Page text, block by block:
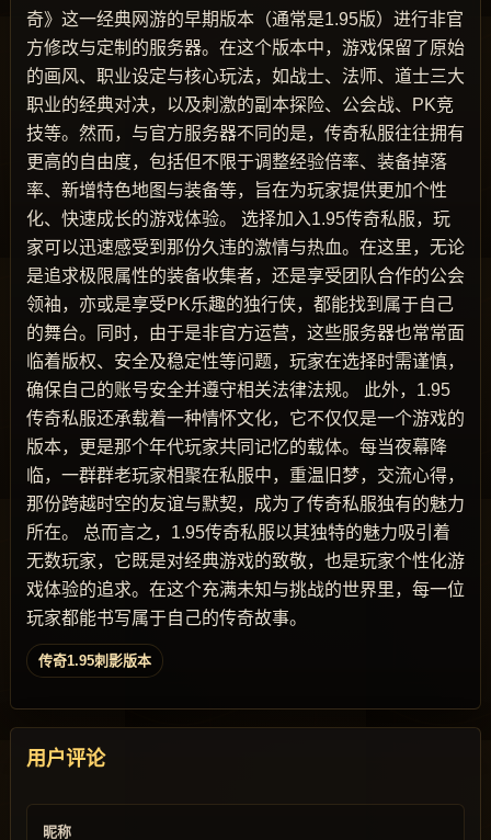
奇》这一经典网游的早期版本（通常是1.95版）进行非官
方修改与定制的服务器。在这个版本中，游戏保留了原始
的画风、职业设定与核心玩法，如战士、法师、道士三大
职业的经典对决，以及刺激的副本探险、公会战、PK竞
技等。然而，与官方服务器不同的是，传奇私服往往拥有
更高的自由度，包括但不限于调整经验倍率、装备掉落
率、新增特色地图与装备等，旨在为玩家提供更加个性
化、快速成长的游戏体验。 选择加入1.95传奇私服，玩
家可以迅速感受到那份久违的激情与热血。在这里，无论
是追求极限属性的装备收集者，还是享受团队合作的公会
领袖，亦或是享受PK乐趣的独行侠，都能找到属于自己
的舞台。同时，由于是非官方运营，这些服务器也常常面
临着版权、安全及稳定性等问题，玩家在选择时需谨慎，
确保自己的账号安全并遵守相关法律法规。 此外，1.95
传奇私服还承载着一种情怀文化，它不仅仅是一个游戏的
版本，更是那个年代玩家共同记忆的载体。每当夜幕降
临，一群群老玩家相聚在私服中，重温旧梦，交流心得，
那份跨越时空的友谊与默契，成为了传奇私服独有的魅力
所在。 总而言之，1.95传奇私服以其独特的魅力吸引着
无数玩家，它既是对经典游戏的致敬，也是玩家个性化游
戏体验的追求。在这个充满未知与挑战的世界里，每一位
玩家都能书写属于自己的传奇故事。
传奇1.95刺影版本
用户评论
昵称